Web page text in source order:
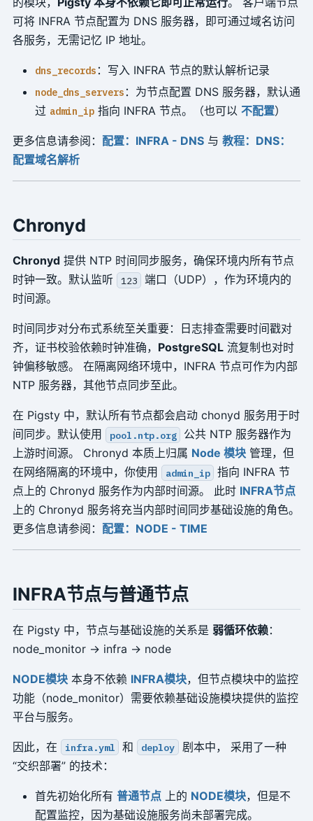
可将 INFRA 节点配置为 DNS 服务器，即可通过域名访问
各服务，无需记忆 IP 地址。
dns_records ：写入 INFRA 节点的默认解析记录
node_dns_servers ：为节点配置 DNS 服务器，默认通
过 admin_ip指向 INFRA 节点。（也可以 不配置）
更多信息请参阅： 配置：INFRA - DNS与 教程：DNS：
配置域名解析
Chronyd
Chronyd提供 NTP 时间同步服务，确保环境内所有节点
时钟一致。默认监听
123
端口（UDP），作为环境内的
时间源。
时间同步对分布式系统至关重要：日志排查需要时间戳对
齐，证书校验依赖时钟准确， PostgreSQL流复制也对时
钟偏移敏感。 在隔离网络环境中，INFRA 节点可作为内部
NTP 服务器，其他节点同步至此。
在 Pigsty 中，默认所有节点都会启动 chonyd 服务用于时
间同步。默认使用
pool.ntp.org
公共 NTP 服务器作为
上游时间源。 Chronyd 本质上归属 Node 模块管理，但
在网络隔离的环境中，你使用
admin_ip 指向 INFRA 节
点上的 Chronyd 服务作为内部时间源。 此时 INFRA节点
上的 Chronyd 服务将充当内部时间同步基础设施的角色。
更多信息请参阅： 配置：NODE - TIME
INFRA节点与普通节点
在 Pigsty 中，节点与基础设施的关系是 弱循环依赖：
node_monitor → infra → node
NODE模块本身不依赖 INFRA模块，但节点模块中的监控
功能（node_monitor）需要依赖基础设施模块提供的监控
平台与服务。
因此，在 infra.yml 和 deploy
剧本中， 采用了一种
“交织部署” 的技术：
首先初始化所有 普通节点上的 NODE模块，但是不
配置监控，因为基础设施服务尚未部署完成。